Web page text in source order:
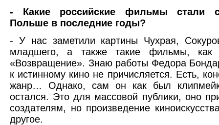
- Какие российские фильмы стали
Польше в последние годы?
- У нас заметили картины Чухрая,
младшего, а также такие фильмы, как
«Возвращение». Знаю работы Федора
к истинному кино не причисляется. Есть,
жанр… Однако, сам он как был
остался. Это для массовой публики, оно
создателям, но произведение
другое.